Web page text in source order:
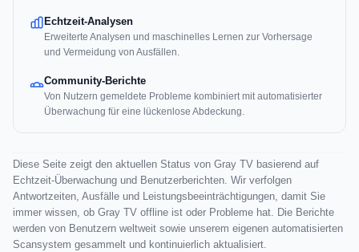
Echtzeit-Analysen
Erweiterte Analysen und maschinelles Lernen zur Vorhersage
und Vermeidung von Ausfällen.
Community-Berichte
Von Nutzern gemeldete Probleme kombiniert mit automatisierter
Überwachung für eine lückenlose Abdeckung.
Diese Seite zeigt den aktuellen Status von Gray TV basierend auf
Echtzeit-Überwachung und Benutzerberichten. Wir verfolgen
Antwortzeiten, Ausfälle und Leistungsbeeinträchtigungen, damit Sie
immer wissen, ob Gray TV offline ist oder Probleme hat. Die Berichte
werden von Benutzern weltweit sowie unserem eigenen automatisierten
Scansystem gesammelt und kontinuierlich aktualisiert.